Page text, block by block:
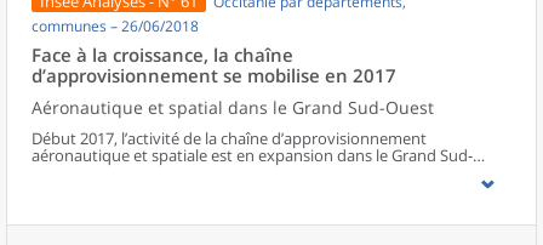
communes – 26/06/2018
Face à la croissance, la chaîne
d’approvisionnement se mobilise en 2017
Aéronautique et spatial dans le Grand Sud-Ouest
Début 2017, l’activité de la chaîne d’approvisionnement
aéronautique et spatiale est en expansion dans le Grand Sud-
Ouest : tous les secteurs se mobilisent pour répondre à la forte
demande des grands constructeurs. Les usines et les sociétés de
capacité de production. Pour adapter leur offre, les chefs